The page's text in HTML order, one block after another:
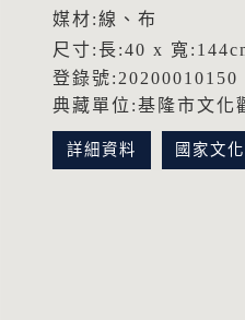
媒材:線、布
尺寸:長:40 x 寬
登錄號:20200010150
典藏單位:基隆市文化
詳細資料 國家文